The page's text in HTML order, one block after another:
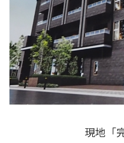
現地「